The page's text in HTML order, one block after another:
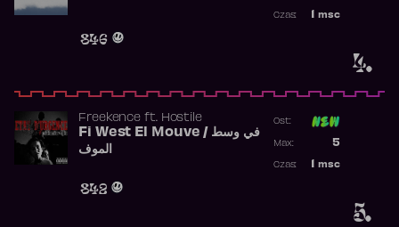
4.
846
msc
Czas:
5.
Freekence ft. Hostile
Fi West El Mouve / في وسط
الموف
842
Ost:
5
Max:
msc
Czas: